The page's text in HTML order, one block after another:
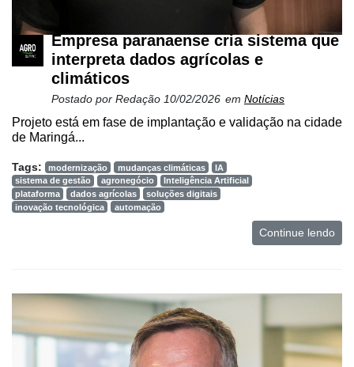
Empresa paranaense cria sistema que
interpreta dados agrícolas e
climáticos
Postado por Redação 10/02/2026 em Notícias
Projeto está em fase de implantação e validação na cidade
de Maringá...
Tags: modernização mudanças climáticas
IA
sistema de gestão
agronegócio
Inteligência Artificial
plataforma
dados agrícolas
soluções digitais
inovação tecnológica
automação
Continue lendo